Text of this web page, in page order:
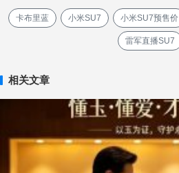
卡布里蓝 小米SU7 小米SU7预售价
雷军直播SU7
相关文章